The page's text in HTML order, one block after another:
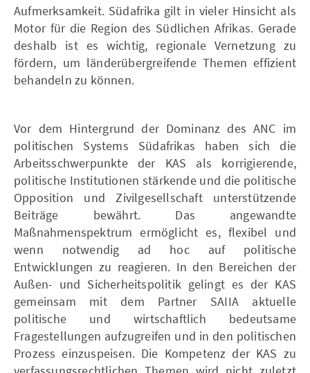
Aufmerksamkeit. Südafrika gilt in vieler Hinsicht als
Motor für die Region des Südlichen Afrikas. Gerade
deshalb ist es wichtig, regionale Vernetzung zu
fördern, um länderübergreifende Themen effizient
behandeln zu können.
Vor dem Hintergrund der Dominanz des ANC im
politischen Systems Südafrikas haben sich die
Arbeitsschwerpunkte der KAS als korrigierende,
politische Institutionen stärkende und die politische
Opposition und Zivilgesellschaft unterstützende
Beiträge bewährt. Das angewandte
Maßnahmenspektrum ermöglicht es, flexibel und
wenn notwendig ad hoc auf politische
Entwicklungen zu reagieren. In den Bereichen der
Außen- und Sicherheitspolitik gelingt es der KAS
gemeinsam mit dem Partner SAIIA aktuelle
politische und wirtschaftlich bedeutsame
Fragestellungen aufzugreifen und in den politischen
Prozess einzuspeisen. Die Kompetenz der KAS zu